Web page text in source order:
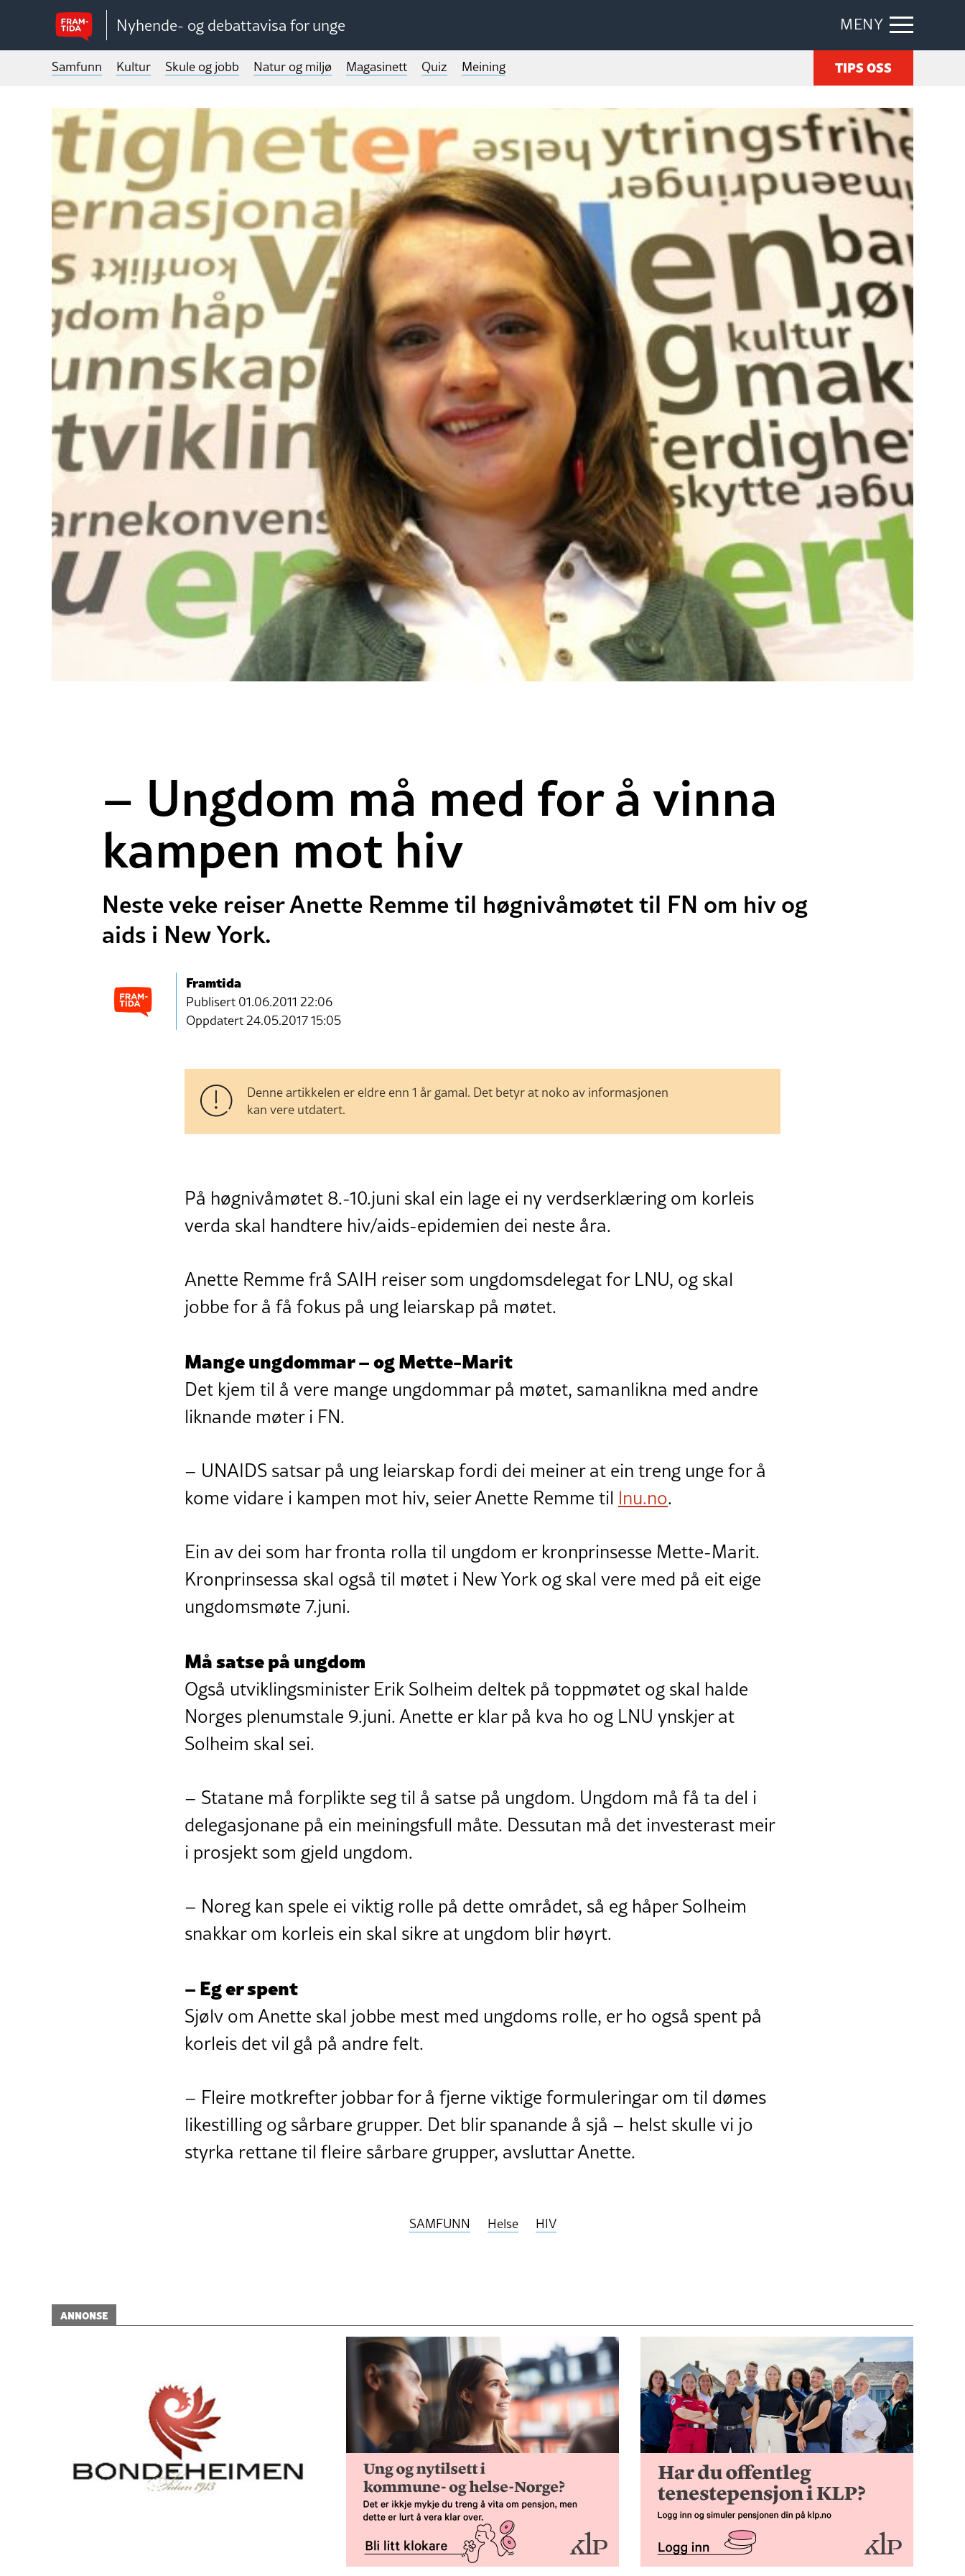
Nyhende- og debattavisa for unge MENY
Samfunn Kultur Skule og jobb Natur og miljø Magasinett Quiz Meining TIPS OSS
– Ungdom må med for å vinna
kampen mot hiv
Neste veke reiser Anette Remme til høgnivåmøtet til FN om hiv og
aids i New York.
Framtida
Publisert 01.06.2011 22:06
Oppdatert 24.05.2017 15:05
Denne artikkelen er eldre enn 1 år gamal. Det betyr at noko av informasjonen
kan vere utdatert.
På høgnivåmøtet 8.-10.juni skal ein lage ei ny verdserklæring om korleis
verda skal handtere hiv/aids-epidemien dei neste åra.
Anette Remme frå SAIH reiser som ungdomsdelegat for LNU, og skal
jobbe for å få fokus på ung leiarskap på møtet.
Mange ungdommar – og Mette-Marit
Det kjem til å vere mange ungdommar på møtet, samanlikna med andre
liknande møter i FN.
– UNAIDS satsar på ung leiarskap fordi dei meiner at ein treng unge for å
kome vidare i kampen mot hiv, seier Anette Remme til lnu.no.
Ein av dei som har fronta rolla til ungdom er kronprinsesse Mette-Marit.
Kronprinsessa skal også til møtet i New York og skal vere med på eit eige
ungdomsmøte 7.juni.
Må satse på ungdom
Også utviklingsminister Erik Solheim deltek på toppmøtet og skal halde
Norges plenumstale 9.juni. Anette er klar på kva ho og LNU ynskjer at
Solheim skal sei.
– Statane må forplikte seg til å satse på ungdom. Ungdom må få ta del i
delegasjonane på ein meiningsfull måte. Dessutan må det investerast meir
i prosjekt som gjeld ungdom.
– Noreg kan spele ei viktig rolle på dette området, så eg håper Solheim
snakkar om korleis ein skal sikre at ungdom blir høyrt.
– Eg er spent
Sjølv om Anette skal jobbe mest med ungdoms rolle, er ho også spent på
korleis det vil gå på andre felt.
– Fleire motkrefter jobbar for å fjerne viktige formuleringar om til dømes
likestilling og sårbare grupper. Det blir spanande å sjå – helst skulle vi jo
styrka rettane til fleire sårbare grupper, avsluttar Anette.
SAMFUNN Helse HIV
ANNONSE